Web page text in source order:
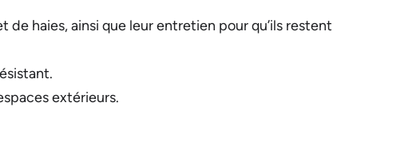
de haies, ainsi que leur entretien pour qu’ils restent
extérieurs.